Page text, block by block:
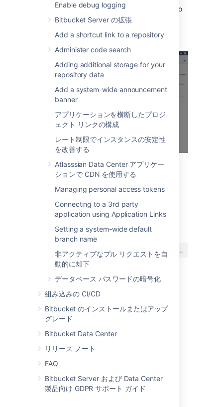
Enable debug logging
Bitbucket Server の拡張
Add a shortcut link to a repository
Administer code search
Adding additional storage for your
repository data
Add a system-wide announcement
banner
アプリケーションを横断したプロジ
ェクト リンクの構成
レート制限でインスタンスの安定性
を改善する
Atlasssian Data Center アプリケー
ションで CDN を使用する
Managing personal access tokens
Connecting to a 3rd party
application using Application Links
Setting a system-wide default
branch name
非アクティブなプル リクエストを自
動的に却下
データベース パスワードの暗号化
組み込みの CI/CD
Bitbucket のインストールまたはアップ
グレード
Bitbucket Data Center
リリース ノート
FAQ
Bitbucket Server および Data Center
製品向け GDPR サポート ガイド
ClickingShowdisplays information relating to
the issue, that was collected when the alert
You can also set up alerts using
JMX metric details
最終更新日: 2022 年 10 月 27 日
この内容はお役に立ちました
はい いいえ
このセクションの項目
Event system
Upgrade tasks
関連コンテンツ
App observability in third-party tools